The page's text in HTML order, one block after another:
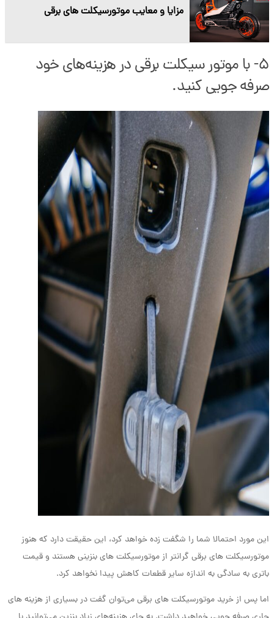
مزایا و معایب موتورسیکلت های برقی
۵- با موتور سیکلت برقی در هزینه‌های خود
صرفه جویی کنید.
این مورد احتمالا شما را شگفت زده خواهد کرد، این حقیقت دارد که هنوز
موتورسیکلت های برقی گرانتر از موتورسیکلت های بنزینی هستند و قیمت
باتری به سادگی به اندازه سایر قطعات کاهش پیدا نخواهد کرد.
اما پس از خرید موتورسیکلت های برقی می‌توان گفت در بسیاری از هزینه های